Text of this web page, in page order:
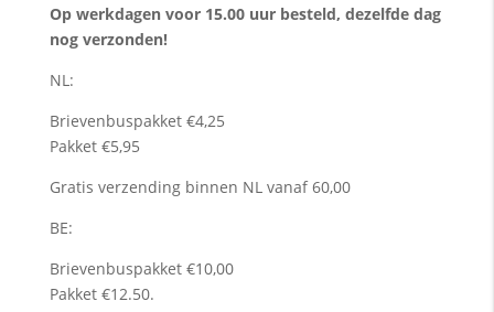
Op werkdagen voor 15.00 uur besteld, dezelfde dag
nog verzonden!
NL:
Brievenbuspakket €4,25
Pakket €5,95
Gratis verzending binnen NL vanaf 60,00
BE:
Brievenbuspakket €10,00
Pakket €12.50.